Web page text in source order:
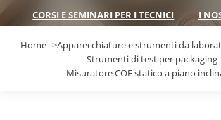
CORSI E SEMINARI PER I TECNICI
I
Home Apparecchiature e strumenti da
Strumenti di test per packaging
Misuratore COF statico a piano